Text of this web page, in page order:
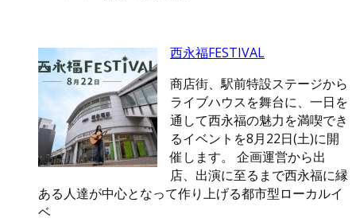
西永福FESTIVAL
商店街、駅前特設ステージから
ライブハウスを舞台に、一日を
通して西永福の魅力を満喫でき
るイベントを8月22日(土)に開
催します。 企画運営から出
店、出演に至るまで西永福に縁
ある人達が中心となって作り上げる都市型ローカルイ
ベ